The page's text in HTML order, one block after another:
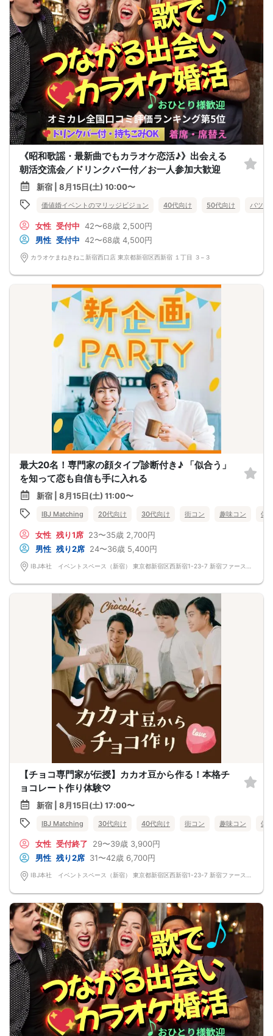
《昭和歌謡・最新曲でもカラオケ恋活♪》出会える
朝活交流会／ドリンクバー付／お一人参加大歓迎
新宿 | 8月15日(土) 10:00〜
価値婚イベントのマリッジビジョン 40代向け 50代向け バツイ
女性 受付中 42〜68歳 2,500円
男性 受付中 42〜68歳 4,500円
カラオケまねきねこ新宿西口店 東京都新宿区西新宿 １丁目 ３−３
最大20名！専門家の顔タイプ診断付き♪ 「似合う」
を知って恋も自信も手に入れる
新宿 | 8月15日(土) 11:00〜
IBJ Matching 20代向け 30代向け 街コン 趣味コン 体
女性 残り1席 23〜35歳 2,700円
男性 残り2席 24〜36歳 5,400円
【チョコ専門家が伝授】カカオ豆から作る！本格チ
ョコレート作り体験♡
新宿 | 8月15日(土) 17:00〜
IBJ Matching 30代向け 40代向け 街コン 趣味コン 体
女性 受付終了 29〜39歳 3,900円
男性 残り2席 31〜42歳 6,700円